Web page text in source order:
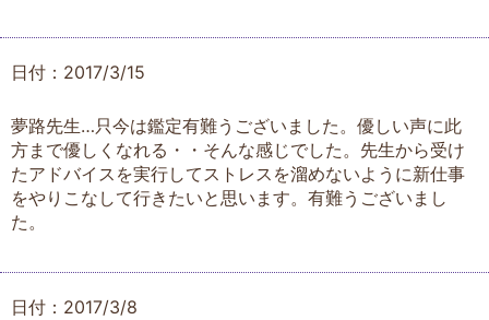
日付：2017/3/15
夢路先生…只今は鑑定有難うございました。優しい声に此
方まで優しくなれる・・そんな感じでした。先生から受け
たアドバイスを実行してストレスを溜めないように新仕事
をやりこなして行きたいと思います。有難うございまし
た。
日付：2017/3/8